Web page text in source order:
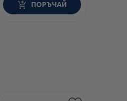
ПОРЪЧАЙ